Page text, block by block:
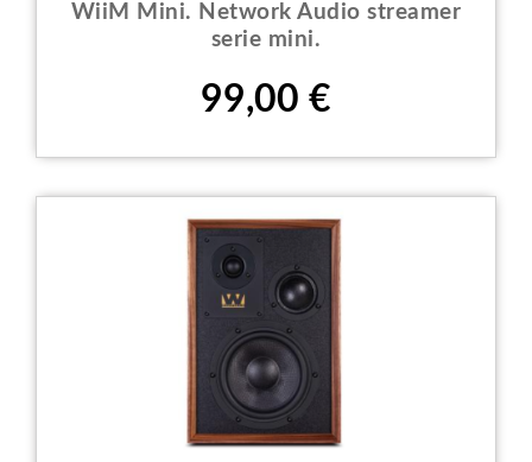
WiiM Mini. Network Audio streamer
serie mini.
Prezzo
99,00 €